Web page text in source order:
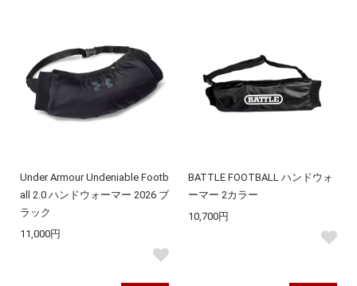
Under Armour Undeniable Footb
all 2.0 ハンドウォーマー 2026 ブ
ラック
11,000円
BATTLE FOOTBALL ハンドウォ
ーマー 2カラー
10,700円